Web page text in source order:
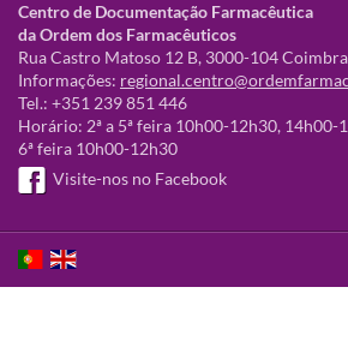
Centro de Documentação Farmacêutica
da Ordem dos Farmacêuticos
Rua Castro Matoso 12 B, 3000-104 Coimbra
Informações:
Tel.: +351 239 851 446
Horário: 2ª a 5ª feira 10h00-12h30, 14h00-
6ª feira 10h00-12h30
Visite-nos no Facebook